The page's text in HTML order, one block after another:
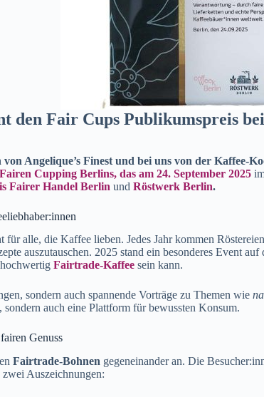
den Fair Cups Publikumspreis
Angelique’s Finest und bei uns von der Kaffee-
Fairen Cupping Berlins, das am 24. September 2025
Fairer Handel Berlin undRöstwerk Berlin.
für alle, die Kaffee lieben. Jedes Jahr kommen
auszutauschen. 2025 stand ein besonderes Event
Fairtrade-Kaffee sein kann.
sondern auch spannende Vorträge zu Themen wie
auch eine Plattform für bewussten Konsum.
Genuss
Fairtrade-Bohnen gegeneinander an. Die
Auszeichnungen: